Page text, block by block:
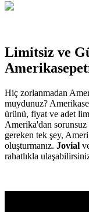
Limitsiz ve
Hiç zorlanmadan
muydunuz?
ürünü, fiyat ve adet
Amerika'dan sorunsuz
gereken tek şey,
oluşturmanız. Jovial
rahatlıkla